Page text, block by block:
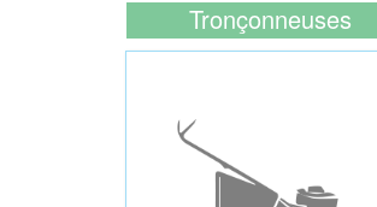
Tronçonneuses